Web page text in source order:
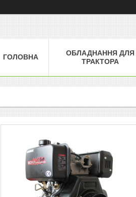
ГОЛОВНА
ОБЛАДНАННЯ ДЛЯ
ТРАКТОРА